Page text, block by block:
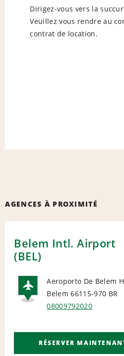
Dirigez-vous vers la
Veuillez vous rendre au
contrat de location.
AGENCES À PROXIMITÉ
Belem Intl. Airport
(BEL)
AIRPORT
Aeroporto De Belem
Belem 66115-970 BR
08009792020
RÉSERVER